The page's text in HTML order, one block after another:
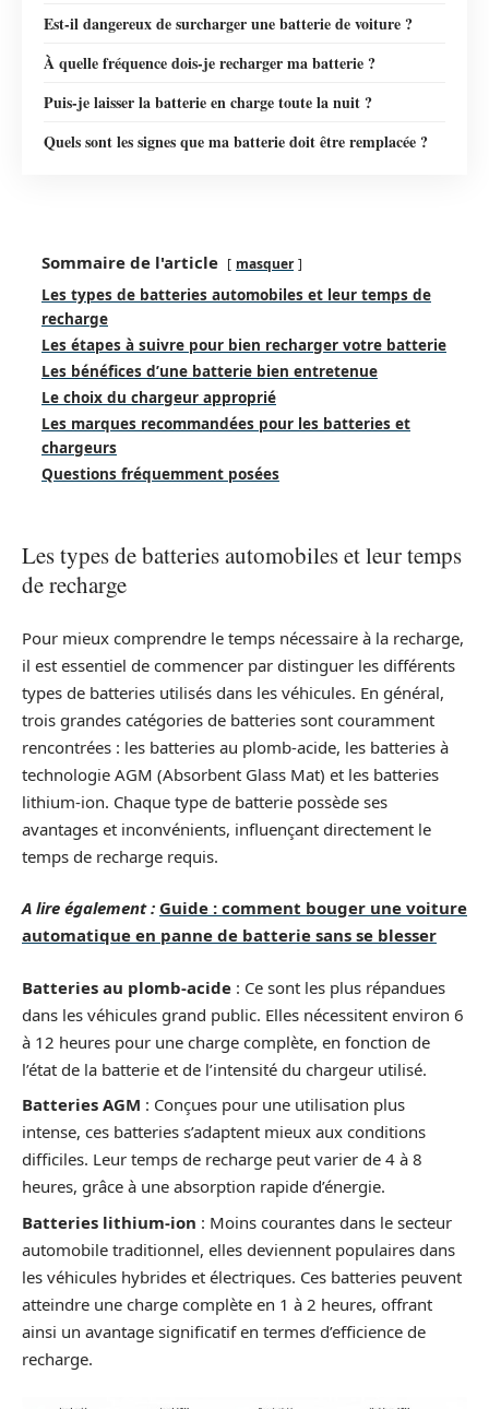
Est-il dangereux de surcharger une batterie de voiture ?
À quelle fréquence dois-je recharger ma batterie ?
Puis-je laisser la batterie en charge toute la nuit ?
Quels sont les signes que ma batterie doit être remplacée ?
Sommaire de l'article masquer
Les types de batteries automobiles et leur temps de
recharge
Les étapes à suivre pour bien recharger votre batterie
Les bénéfices d’une batterie bien entretenue
Le choix du chargeur approprié
Les marques recommandées pour les batteries et
chargeurs
Questions fréquemment posées
Les types de batteries automobiles et leur temps
de recharge
Pour mieux comprendre le temps nécessaire à la recharge,
il est essentiel de commencer par distinguer les différents
types de batteries utilisés dans les véhicules. En général,
trois grandes catégories de batteries sont couramment
rencontrées : les batteries au plomb-acide, les batteries à
technologie AGM (Absorbent Glass Mat) et les batteries
lithium-ion. Chaque type de batterie possède ses
avantages et inconvénients, influençant directement le
temps de recharge requis.
A lire également : Guide : comment bouger une voiture
automatique en panne de batterie sans se blesser
Batteries au plomb-acide : Ce sont les plus répandues
dans les véhicules grand public. Elles nécessitent environ 6
à 12 heures pour une charge complète, en fonction de
l’état de la batterie et de l’intensité du chargeur utilisé.
Batteries AGM : Conçues pour une utilisation plus
intense, ces batteries s’adaptent mieux aux conditions
difficiles. Leur temps de recharge peut varier de 4 à 8
heures, grâce à une absorption rapide d’énergie.
Batteries lithium-ion : Moins courantes dans le secteur
automobile traditionnel, elles deviennent populaires dans
les véhicules hybrides et électriques. Ces batteries peuvent
atteindre une charge complète en 1 à 2 heures, offrant
ainsi un avantage significatif en termes d’efficience de
recharge.